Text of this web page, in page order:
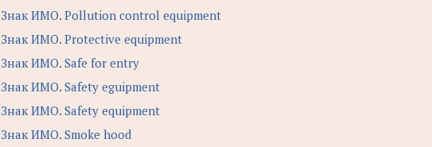
Знак ИМО. Pollution control equipment
Знак ИМО. Protective equipment
Знак ИМО. Safe for entry
Знак ИМО. Safety eguipment
Знак ИМО. Safety equipment
Знак ИМО. Smoke hood